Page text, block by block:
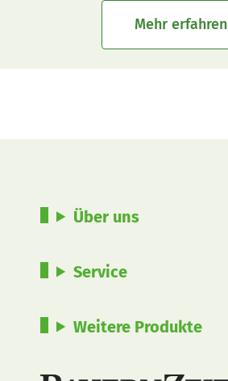
Mehr erfahren
Über uns
Service
Weitere Produkte